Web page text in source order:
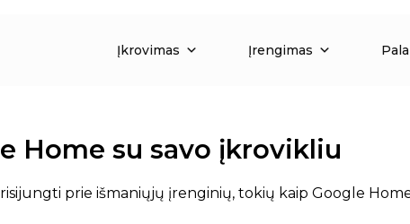
Įkrovimas Įrengimas
Home su savo įkrovikliu
prie išmaniųjų įrenginių, tokių kaip Google